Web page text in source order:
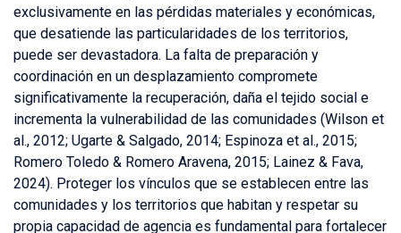
exclusivamente en las pérdidas materiales y económicas,
que desatiende las particularidades de los territorios,
puede ser devastadora. La falta de preparación y
coordinación en un desplazamiento compromete
significativamente la recuperación, daña el tejido social e
incrementa la vulnerabilidad de las comunidades (Wilson et
al., 2012; Ugarte & Salgado, 2014; Espinoza et al., 2015;
Romero Toledo & Romero Aravena, 2015; Lainez & Fava,
2024). Proteger los vínculos que se establecen entre las
comunidades y los territorios que habitan y respetar su
propia capacidad de agencia es fundamental para fortalecer